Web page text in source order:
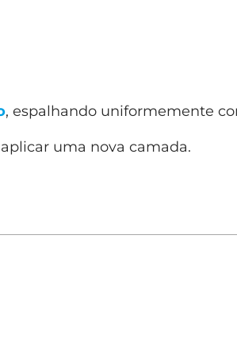
, espalhando uniformemente
uma nova camada.